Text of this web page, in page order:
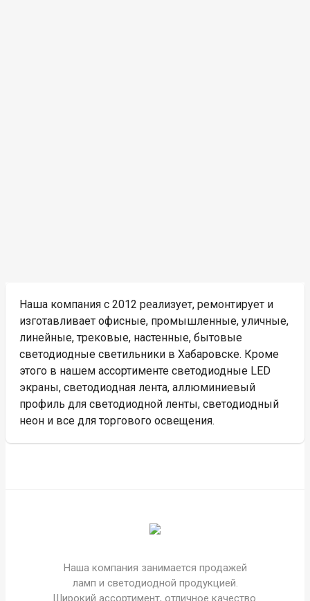
Наша компания с 2012 реализует, ремонтирует и
изготавливает офисные, промышленные, уличные,
линейные, трековые, настенные, бытовые
светодиодные светильники в Хабаровске. Кроме
этого в нашем ассортименте светодиодные LED
экраны, светодиодная лента, аллюминиевый
профиль для светодиодной ленты, светодиодный
неон и все для торгового освещения.
Наша компания занимается продажей
ламп и светодиодной продукцией.
Широкий ассортимент, отличное качество.